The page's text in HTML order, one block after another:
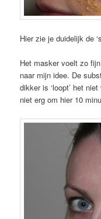
Hier zie je duidelijk de
Het masker voelt zo
naar mijn idee. De
dikker is ‘loopt’ het
niet erg om hier 10